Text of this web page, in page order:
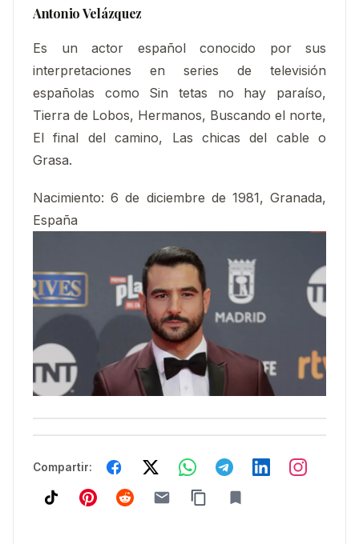
Antonio Velázquez
Es un actor español conocido por sus
interpretaciones en series de televisión
españolas como Sin tetas no hay paraíso,
Tierra de Lobos, Hermanos, Buscando el norte,
El final del camino, Las chicas del cable ​o
Grasa.
Nacimiento: 6 de diciembre de 1981, Granada,
España
Compartir: